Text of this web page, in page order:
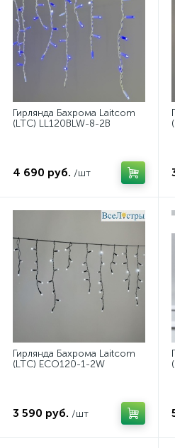
Гирлянда Бахрома Laitcom
(LTC) LL120BLW-8-2B
4 690 руб. /шт
Гирлянда Бахрома Laitcom
(LTC) ECO120-1-2W
3 590 руб. /шт